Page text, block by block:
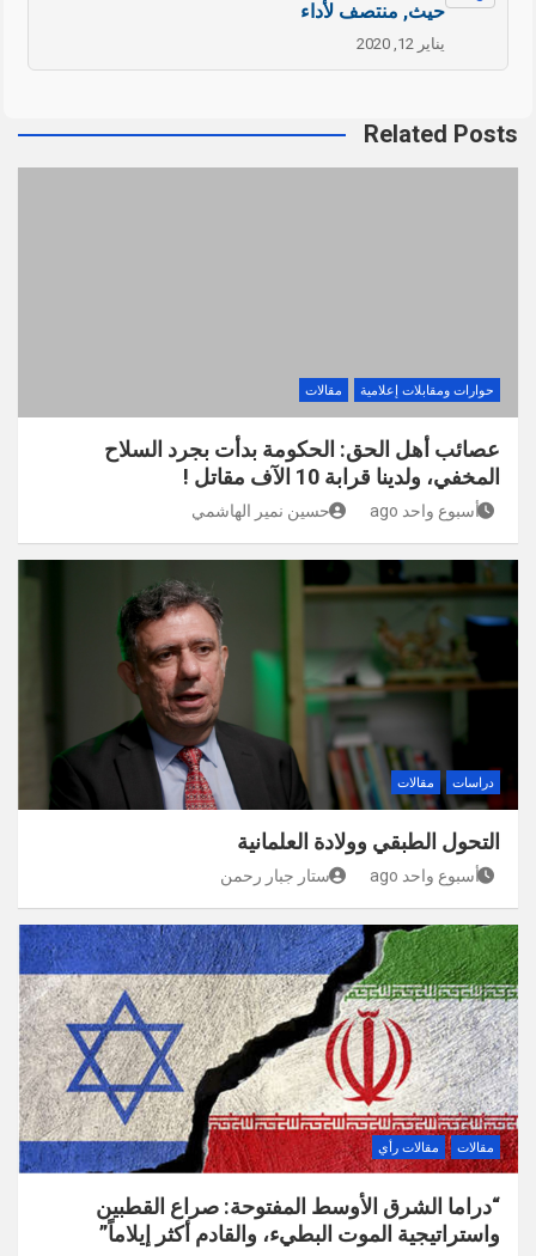
حيث, منتصف لأداء
يناير 12, 2020
Related Posts
حوارات ومقابلات إعلامية مقالات
عصائب أهل الحق: الحكومة بدأت بجرد السلاح
المخفي، ولدينا قرابة 10 الآف مقاتل !
أسبوع واحد ago حسين نمير الهاشمي
دراسات مقالات
التحول الطبقي وولادة العلمانية
أسبوع واحد ago ستار جبار رحمن
مقالات مقالات رأي
“دراما الشرق الأوسط المفتوحة: صراع القطبين
واستراتيجية الموت البطيء، والقادم أكثر إيلاماً”